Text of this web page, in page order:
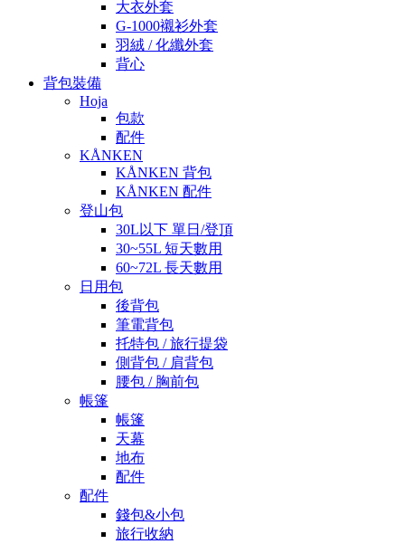
大衣外套
G-1000襯衫外套
羽絨 / 化纖外套
背心
背包裝備
Hoja
包款
配件
KÅNKEN
KÅNKEN 背包
KÅNKEN 配件
登山包
30L以下 單日/登頂
30~55L 短天數用
60~72L 長天數用
日用包
後背包
筆電背包
托特包 / 旅行提袋
側背包 / 肩背包
腰包 / 胸前包
帳篷
帳篷
天幕
地布
配件
配件
錢包&小包
旅行收納